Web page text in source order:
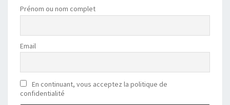
Prénom ou nom complet
Email
En continuant, vous acceptez la politique de
confidentialité